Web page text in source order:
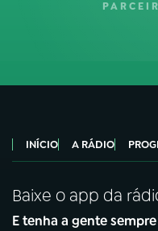
INÍCIO A RÁDIO
Baixe o app da
E tenha a gente